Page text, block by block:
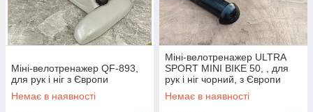
Міні-велотренажер QF-893,
для рук і ніг з Європи
Немає в наявності
Міні-велотренажер ULTRA
SPORT MINI BIKE 50, , для
рук і ніг чорний, з Європи
Немає в наявності